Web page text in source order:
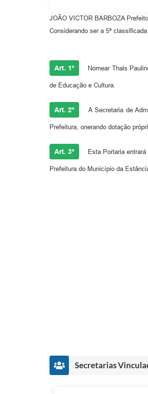
JOÃO VICTOR BARBOZA
Considerando ser a 5ª
Art. 1º Nomear Thais
de Educação e Cultura.
Art. 2º A Secretaria de
Prefeitura, onerando dotação
Art. 3º Esta Portaria
Prefeitura do Município da
Secretarias